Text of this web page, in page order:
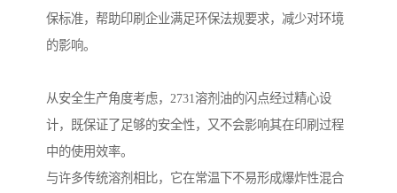
保标准，帮助印刷企业满足环保法规要求，减少对环境
的影响。
从安全生产角度考虑，2731溶剂油的闪点经过精心设
计，既保证了足够的安全性，又不会影响其在印刷过程
中的使用效率。
与许多传统溶剂相比，它在常温下不易形成爆炸性混合